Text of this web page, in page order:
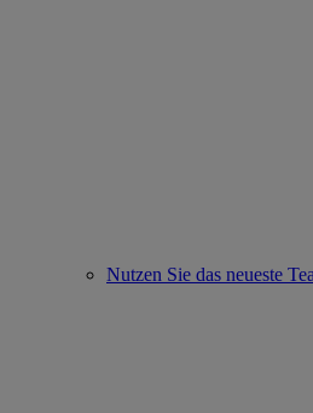
Nutzen Sie das neueste